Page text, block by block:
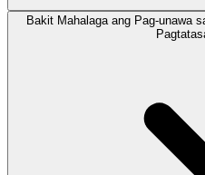
Bakit Mahalaga ang Pag-unawa